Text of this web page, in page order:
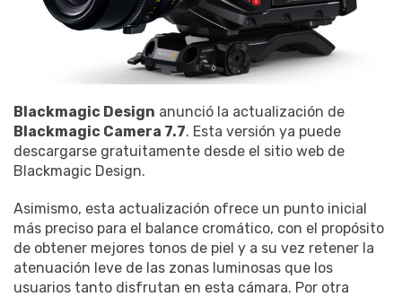
Blackmagic Design anunció la actualización de
Blackmagic Camera 7.7. Esta versión ya puede
descargarse gratuitamente desde el sitio web de
Blackmagic Design.
Asimismo, esta actualización ofrece un punto inicial
más preciso para el balance cromático, con el propósito
de obtener mejores tonos de piel y a su vez retener la
atenuación leve de las zonas luminosas que los
usuarios tanto disfrutan en esta cámara. Por otra